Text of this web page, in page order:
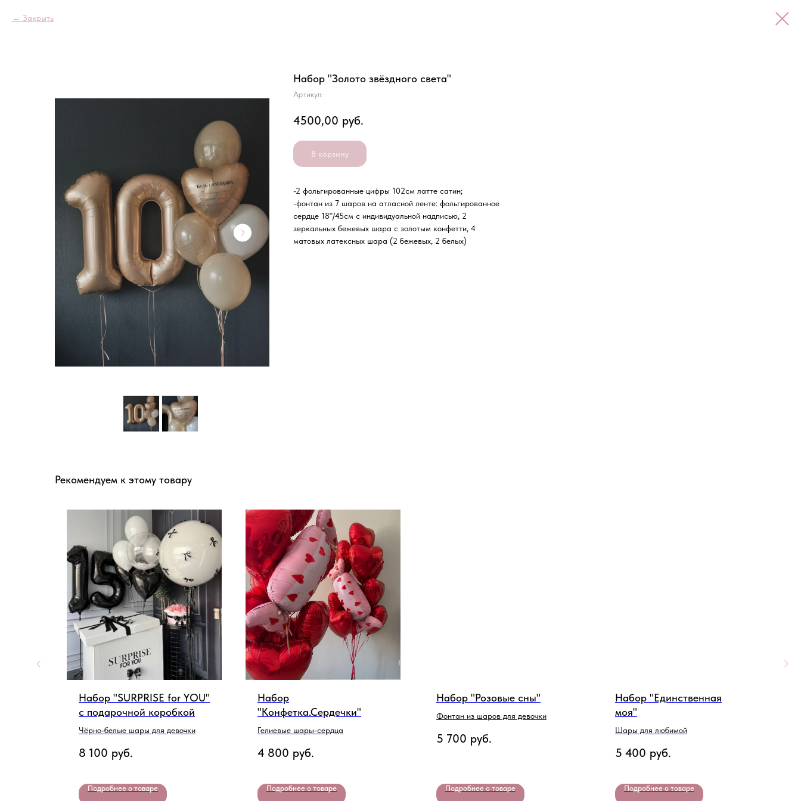
Закрыть
Набор "Золото звёздного света"
Артикул:
4500,00 руб.
В корзину
-2 фольгированные цифры 102см латте сатин;
-фонтан из 7 шаров на атласной ленте: фольгированное
сердце 18"/45см с индивидуальной надписью, 2
зеркальных бежевых шара с золотым конфетти, 4
матовых латексных шара (2 бежевых, 2 белых)
Рекомендуем к этому товару
Набор "SURPRISE for YOU"
с подарочной коробкой
Чёрно-белые шары для девочки
8 100 руб.
Подробнее о товаре
Набор
"Конфетка.Сердечки"
Гелиевые шары-сердца
4 800 руб.
Подробнее о товаре
Набор "Розовые сны"
Фонтан из шаров для девочки
5 700 руб.
Подробнее о товаре
Набор "Единственная
моя"
Шары для любимой
5 400 руб.
Подробнее о товаре